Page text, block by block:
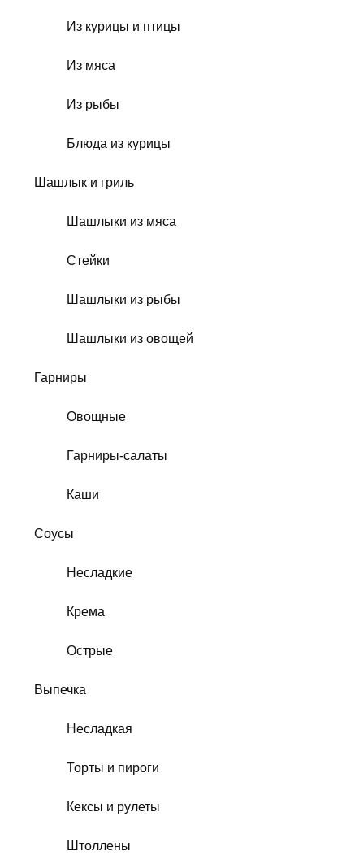
Из курицы и птицы
Из мяса
Из рыбы
Блюда из курицы
Шашлык и гриль
Шашлыки из мяса
Стейки
Шашлыки из рыбы
Шашлыки из овощей
Гарниры
Овощные
Гарниры-салаты
Каши
Соусы
Несладкие
Крема
Острые
Выпечка
Несладкая
Торты и пироги
Кексы и рулеты
Штоллены